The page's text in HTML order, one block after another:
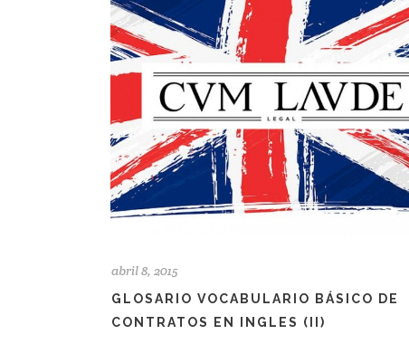
abril 8, 2015
GLOSARIO VOCABULARIO BÁSICO DE
CONTRATOS EN INGLES (II)